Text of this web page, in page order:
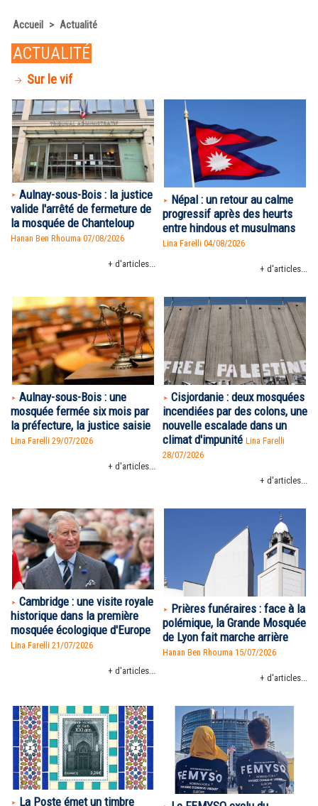
Accueil > Actualité
ACTUALITÉ
Sur le vif
Aulnay-sous-Bois : la justice
valide l'arrêté de fermeture de
la mosquée de Chanteloup
Hanan Ben Rhouma 07/08/2026
+ d'articles...
Népal : un retour au calme
progressif après des heurts
entre hindous et musulmans
Lina Farelli 04/08/2026
+ d'articles...
Aulnay-sous-Bois : une
mosquée fermée six mois par
la préfecture, la justice saisie
Lina Farelli 29/07/2026
+ d'articles...
Cisjordanie : deux mosquées
incendiées par des colons, une
nouvelle escalade dans un
climat d'impunité Lina Farelli
28/07/2026
+ d'articles...
Cambridge : une visite royale
historique dans la première
mosquée écologique d'Europe
Lina Farelli 21/07/2026
+ d'articles...
Prières funéraires : face à la
polémique, la Grande Mosquée
de Lyon fait marche arrière
Hanan Ben Rhouma 15/07/2026
+ d'articles...
La Poste émet un timbre